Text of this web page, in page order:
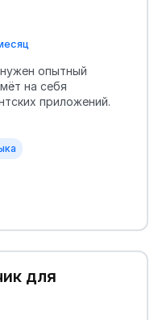
опытный
на себя
приложений.
для